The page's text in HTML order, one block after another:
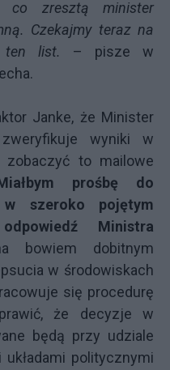
co zresztą minister
Czekajmy teraz na
list.
– pisze w
.
Janke, że Minister
wyniki w
zobaczyć to mailowe
prośbę do
szeroko pojętym
Ministra
bowiem dobitnym
w środowiskach
się procedurę
że decyzje w
będą przy udziale
politycznymi